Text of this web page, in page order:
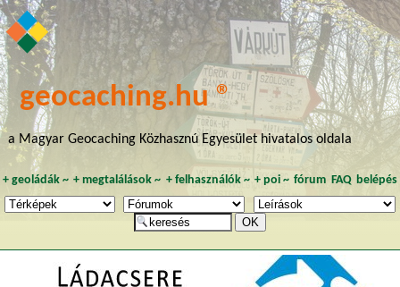
geocaching.hu ®
a Magyar Geocaching Közhasznú Egyesület hivatalos oldala
+ geoládák~ +megtalálások ~ + felhasználók~ + poi~ fórum FAQ belépés